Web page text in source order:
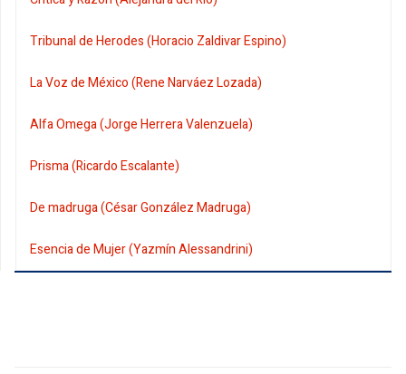
Tribunal de Herodes (Horacio Zaldivar Espino)
La Voz de México (Rene Narváez Lozada)
Alfa Omega (Jorge Herrera Valenzuela)
Prisma (Ricardo Escalante)
De madruga (César González Madruga)
Esencia de Mujer (Yazmín Alessandrini)